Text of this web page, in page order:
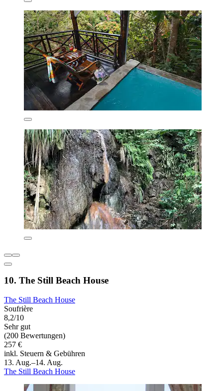
10. The Still Beach House
The Still Beach House
Soufrière
8,2/10
Sehr gut
(200 Bewertungen)
257 €
inkl. Steuern & Gebühren
13. Aug.–14. Aug.
The Still Beach House